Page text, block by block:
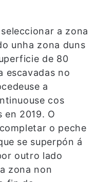
a zona
unha zona duns
de 80
escavadas no
a
cos
2019. O
o peche
se superpón á
outro lado
zona non